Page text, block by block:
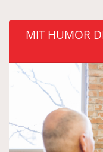
MIT HUMOR